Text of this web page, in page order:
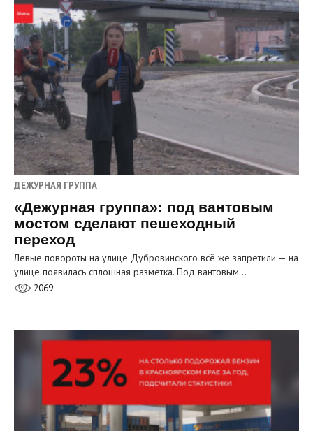
ДЕЖУРНАЯ ГРУППА
«Дежурная группа»: под вантовым
мостом сделают пешеходный
переход
Левые повороты на улице Дубровинского всё же запретили — на
улице появилась сплошная разметка. Под вантовым…
2069